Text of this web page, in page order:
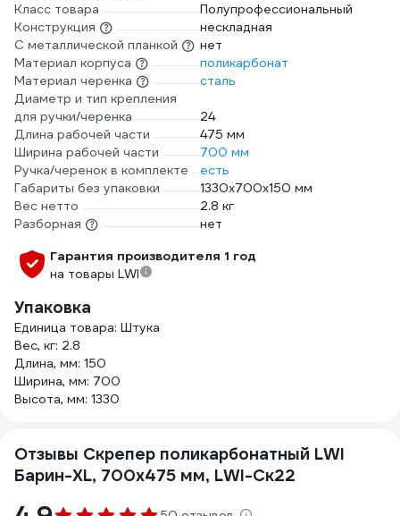
Класс товара
Полупрофессиональный
Конструкция
нескладная
С металлической планкой
нет
Материал корпуса
поликарбонат
Материал черенка
сталь
Диаметр и тип крепления
для ручки/черенка
24
Длина рабочей части
475 мм
Ширина рабочей части
700 мм
Ручка/черенок в комплекте
есть
Габариты без упаковки
1330х700х150 мм
Вес нетто
2.8 кг
Разборная
нет
Гарантия производителя 1 год
на товары LWI
Упаковка
Единица товара: Штука
Вес, кг: 2.8
Длина, мм: 150
Ширина, мм: 700
Высота, мм: 1330
Отзывы Скрепер поликарбонатный LWI
Барин-XL, 700x475 мм, LWI-Ск22